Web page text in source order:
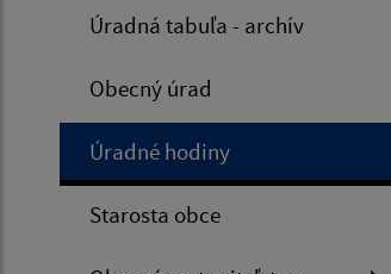
Úradná tabuľa - archív
Obecný úrad
Úradné hodiny
Starosta obce